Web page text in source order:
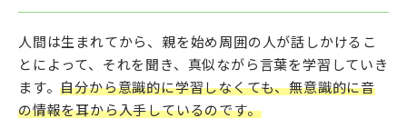
人間は生まれてから、親を始め周囲の人が話しかけるこ
とによって、それを聞き、真似ながら言葉を学習していき
ます。自分から意識的に学習しなくても、無意識的に音
の情報を耳から入手しているのです。